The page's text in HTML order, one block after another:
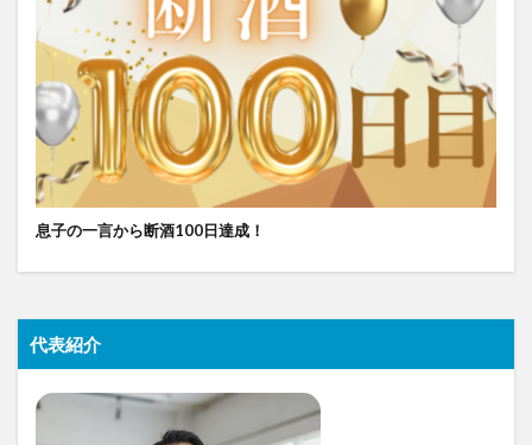
息子の一言から断酒100日達成！
代表紹介